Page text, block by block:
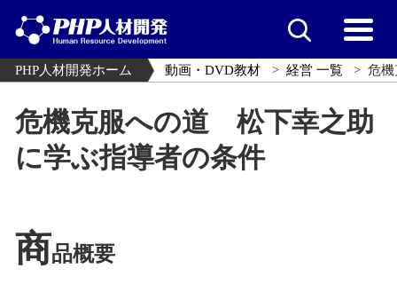
PHP人材開発ホーム 動画・DVD教材 経営 一覧 危
危機克服への道 松下幸之助
に学ぶ指導者の条件
商品概要